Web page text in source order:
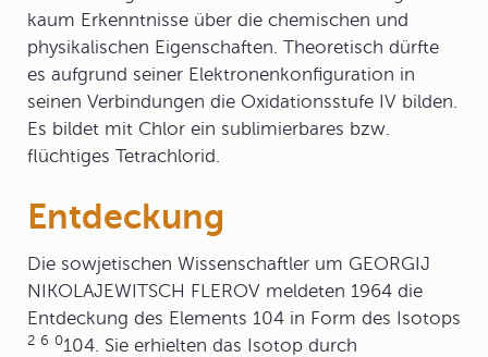
kaum Erkenntnisse über die chemischen und
physikalischen Eigenschaften. Theoretisch dürfte
es aufgrund seiner Elektronenkonfiguration in
seinen Verbindungen die Oxidationsstufe IV bilden.
Es bildet mit Chlor ein sublimierbares bzw.
flüchtiges Tetrachlorid.
Entdeckung
Die sowjetischen Wissenschaftler um GEORGIJ
NIKOLAJEWITSCH FLEROV meldeten 1964 die
Entdeckung des Elements 104 in Form des Isotops
2 6 0104. Sie erhielten das Isotop durch